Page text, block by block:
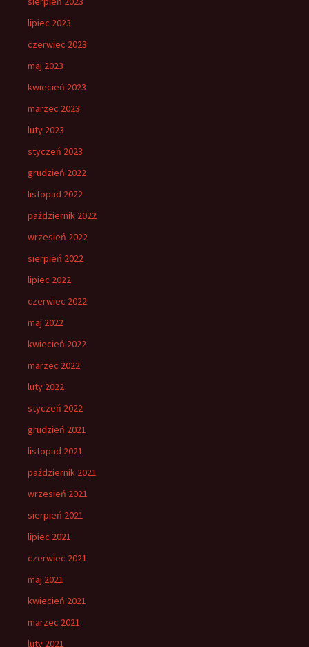
lipiec 2023
czerwiec 2023
maj 2023
kwiecień 2023
marzec 2023
luty 2023
styczeń 2023
grudzień 2022
listopad 2022
październik 2022
wrzesień 2022
sierpień 2022
lipiec 2022
czerwiec 2022
maj 2022
kwiecień 2022
marzec 2022
luty 2022
styczeń 2022
grudzień 2021
listopad 2021
październik 2021
wrzesień 2021
sierpień 2021
lipiec 2021
czerwiec 2021
maj 2021
kwiecień 2021
marzec 2021
luty 2021